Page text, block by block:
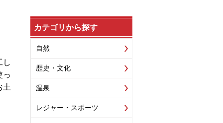
し
っ
土
カテゴリから探す
自然
歴史・文化
温泉
レジャー・スポーツ